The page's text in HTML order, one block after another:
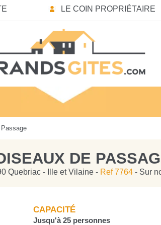
LE COIN PROPRIÉTAIRE
DE
Quebriac - Ille et Vilaine - Ref 7764 - Sur
CAPACITÉ
Jusqu'à 25 personnes